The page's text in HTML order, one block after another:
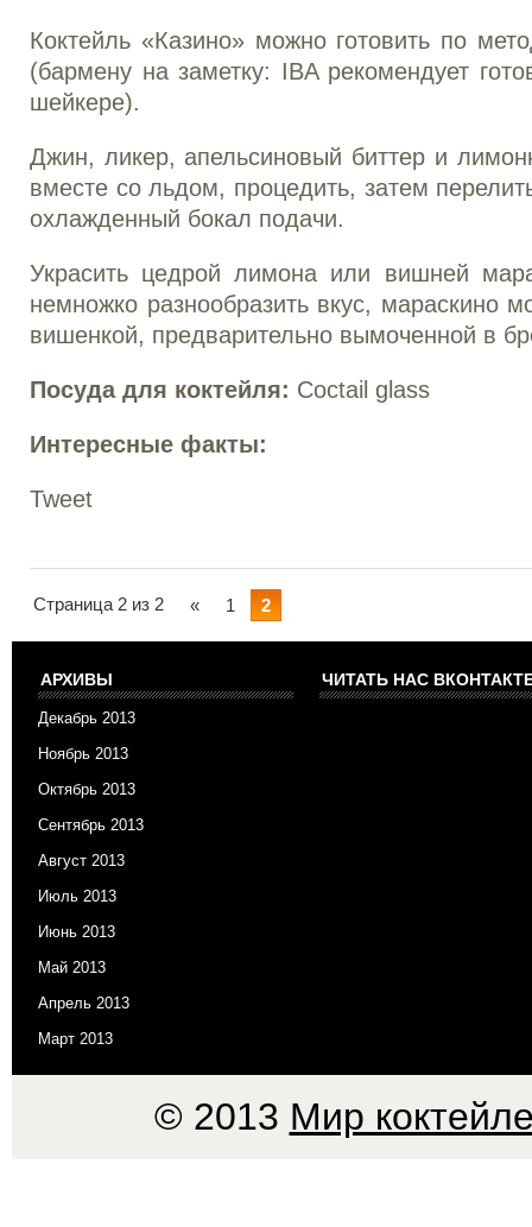
Коктейль «Казино» можно готовить по
(бармену на заметку: IBA рекомендует
шейкере).
Джин, ликер, апельсиновый биттер и
вместе со льдом, процедить, затем
охлажденный бокал подачи.
Украсить цедрой лимона или вишней
немножко разнообразить вкус, мараскино
вишенкой, предварительно вымоченной в
Посуда для коктейля: Coctail glass
Интересные факты:
Tweet
Страница 2 из 2 « 1 2
АРХИВЫ
Декабрь 2013
Ноябрь 2013
Октябрь 2013
Сентябрь 2013
Август 2013
Июль 2013
Июнь 2013
Май 2013
Апрель 2013
Март 2013
ЧИТАТЬ НАС
© 2013 Мир